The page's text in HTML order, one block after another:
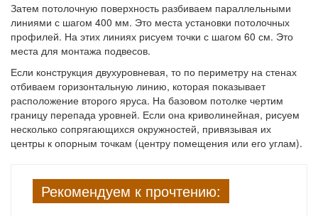
Затем потолочную поверхность разбиваем параллельными
линиями с шагом 400 мм. Это места установки потолочных
профилей. На этих линиях рисуем точки с шагом 60 см. Это
места для монтажа подвесов.
Если конструкция двухуровневая, то по периметру на стенах
отбиваем горизонтальную линию, которая показывает
расположение второго яруса. На базовом потолке чертим
границу перепада уровней. Если она криволинейная, рисуем
несколько сопрягающихся окружностей, привязывая их
центры к опорным точкам (центру помещения или его углам).
Рекомендуем к прочтению: